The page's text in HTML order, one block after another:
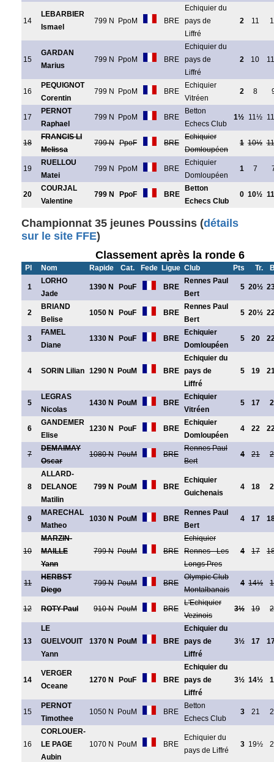
14
LEBARBIER
Ismael
799 N PpoM BRE
Echiquier du
pays de
Liffré
2 11
15
GARDAN
Marius
799 N PpoM BRE
Echiquier du
pays de
Liffré
2 10
16
PEQUIGNOT
Corentin
799 N PpoM BRE
Echiquier
Vitréen
2 8
17
PERNOT
Raphael
799 N PpoM BRE
Betton
Echecs Club
1½ 11½
18
FRANCIS LI
Melissa
799 N PpoF BRE
Echiquier
Domloupéen
1 10½
19
RUELLOU
Matei
799 N PpoM BRE
Echiquier
Domloupéen
1 7
20
COURJAL
Valentine
799 N PpoF BRE
Betton
Echecs Club
0 10½
Championnat 35 jeunes Poussins (détails
sur le site FFE)
Classement après la ronde 6
Pl Nom Rapide Cat. Fede Ligue Club Pts Tr.
1
LORHO
Jade
1390 N PouF BRE
Rennes Paul
Bert
5 20½
2
BRIAND
Belise
1050 N PouF BRE
Rennes Paul
Bert
5 20½
3
FAMEL
Diane
1330 N PouF BRE
Echiquier
Domloupéen
5 20
4 SORIN Lilian 1290 N PouM BRE
Echiquier du
pays de
Liffré
5 19
5
LEGRAS
Nicolas
1430 N PouM BRE
Echiquier
Vitréen
5 17
6
GANDEMER
Elise
1230 N PouF BRE
Echiquier
Domloupéen
4 22
7
DEMAIMAY
Oscar
1080 N PouM BRE
Rennes Paul
Bert
4 21
8
ALLARD-
DELANOE
Matilin
799 N PouM BRE
Echiquier
Guichenais
4 18
9
MARECHAL
Matheo
1030 N PouM BRE
Rennes Paul
Bert
4 17
10
MARZIN-
MAILLE
Yann
799 N PouM BRE
Echiquier
Rennes - Les
Longs Pres
4 17
11
HERBST
Diego
799 N PouM BRE
Olympic Club
Montalbanais
4 14½
12 ROTY Paul 910 N PouM BRE
L'Echiquier
Vezinois
3½ 19
13
LE
GUELVOUIT
Yann
1370 N PouM BRE
Echiquier du
pays de
Liffré
3½ 17
14
VERGER
Oceane
1270 N PouF BRE
Echiquier du
pays de
Liffré
3½ 14½
15
PERNOT
Timothee
1050 N PouM BRE
Betton
Echecs Club
3 21
16
CORLOUER-
LE PAGE
Aubin
1070 N PouM BRE
Echiquier du
pays de Liffré
3 19½